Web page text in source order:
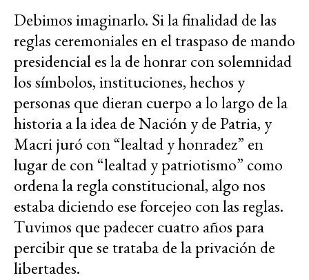
Debimos imaginarlo. Si la finalidad de las
reglas ceremoniales en el traspaso de mando
presidencial es la de honrar con solemnidad
los símbolos, instituciones, hechos y
personas que dieran cuerpo a lo largo de la
historia a la idea de Nación y de Patria, y
Macri juró con “lealtad y honradez” en
lugar de con “lealtad y patriotismo” como
ordena la regla constitucional, algo nos
estaba diciendo ese forcejeo con las reglas.
Tuvimos que padecer cuatro años para
percibir que se trataba de la privación de
libertades.